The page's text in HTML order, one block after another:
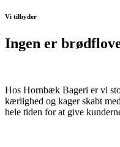
Vi tilbyder
Ingen er
Hos Hornbæk Bageri er vi
kærlighed og kager skabt
hele tiden for at give